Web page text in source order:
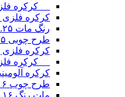
__ کرکره فلزی ۲۵
کرکره فلزی
رنگ مات ۲۵.م.م
طرح چوبی ۲۵.م.م
کرکره فلزی
__ کرکره فلزی ۱۶
کرکره آلومینیومی
طرح چوب ۱۶.م.م
مات رنگ ۱۶.م.م